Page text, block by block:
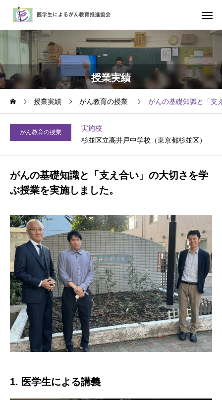
授業実績
授業実績 がん教育の授業 がんの基礎知識と「支
がん教育の授業
実施校
杉並区立高井戸中学校（東京都杉並区）
がんの基礎知識と「支え合い」の大切さを学
ぶ授業を実施しました。
1. 医学生による講義